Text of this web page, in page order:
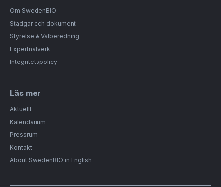
Om SwedenBIO
Stadgar och dokument
Styrelse & Valberedning
Expertnätverk
Integritetspolicy
Läs mer
Aktuellt
Kalendarium
Pressrum
Kontakt
About SwedenBIO in English